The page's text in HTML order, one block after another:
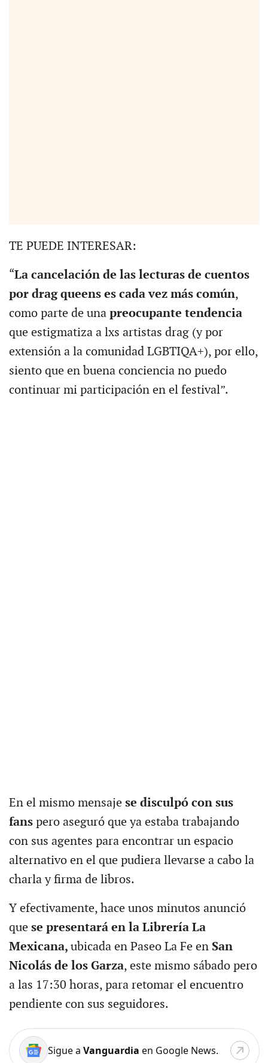
TE PUEDE INTERESAR:
“La cancelación de las lecturas de cuentos
por drag queens es cada vez más común,
como parte de una preocupante tendencia
que estigmatiza a lxs artistas drag (y por
extensión a la comunidad LGBTIQA+), por ello,
siento que en buena conciencia no puedo
continuar mi participación en el festival”.
En el mismo mensaje se disculpó con sus
fanspero aseguró que ya estaba trabajando
con sus agentes para encontrar un espacio
alternativo en el que pudiera llevarse a cabo la
charla y firma de libros.
Y efectivamente, hace unos minutos anunció
que se presentará en la Librería La
Mexicana, ubicada en Paseo La Fe enSan
Nicolás de los Garza, este mismo sábado pero
a las 17:30 horas, para retomar el encuentro
pendiente con sus seguidores.
Sigue a Vanguardia en Google News.